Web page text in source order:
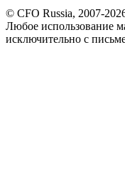
© CFO Russia, 2007-
Любое использование
исключительно с